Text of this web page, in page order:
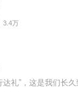
3.4万